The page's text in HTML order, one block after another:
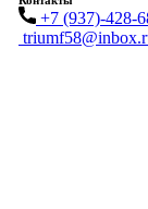
+7 (937)-428-